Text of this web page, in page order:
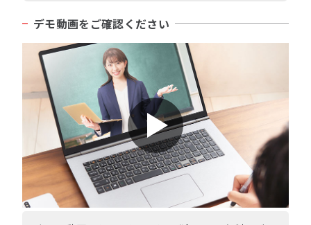
デモ動画をご確認ください